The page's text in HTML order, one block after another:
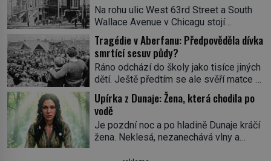
dracích, kteří měli tyto končiny střežit už
v dávných legendách. Je tichomořský
Dračí trojúhelník skutečně prokletým
místem, nebo se zde jen nebezpečná
příroda proměnila v jednu z
nejpůsobivějších námořních záhad? […]
Na rohu ulic West 63rd Street a South
Wallace Avenue v Chicagu stojí
nenápadná pošta. Nemá žádný speciální
nápis ani pamětní desku. A přesto prý
místní zaměstnanci neradi chodí do
sklepa. Právě tady totiž sídlil sériový
vrah H. H. Holmes a také
nejpropracovanější past na lidi
v dějinách americké kriminalistiky.
Herman Webster Mudgett (1861–1896)
přijíždí […]
Tragédie v Aberfanu: Předpověděla dívka
smrtící sesuv půdy?
Ráno odchází do školy jako tisíce jiných
dětí. Ještě předtím se ale svěří matce s
podivným snem. Ve škole, kterou dobře
zná, tentokrát nevidí budovu ani
spolužáky. Místo nich se před ní tyčí
cosi temného. O několik hodin později je
mrtvá. Mohla devítiletá Zahlédla vlastní
Upírka z Dunaje: Žena, která chodila po
vodě
Je pozdní noc a po hladině Dunaje kráčí
žena. Neklesá, nezanechává vlny a